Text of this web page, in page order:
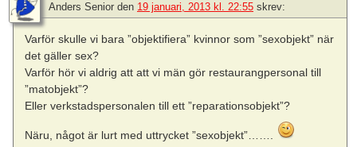
Anders Senior den 19 januari, 2013 kl. 22:55 skrev:
Varför skulle vi bara ”objektifiera” kvinnor som ”sexobjekt” när
det gäller sex?
Varför hör vi aldrig att att vi män gör restaurangpersonal till
”matobjekt”?
Eller verkstadspersonalen till ett ”reparationsobjekt”?
Näru, något är lurt med uttrycket ”sexobjekt”…….